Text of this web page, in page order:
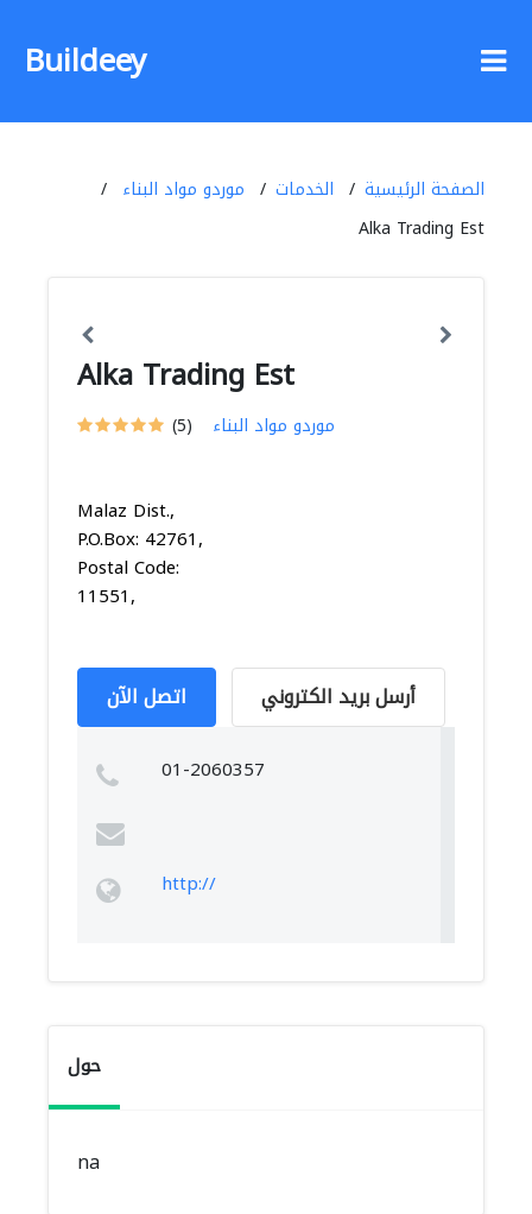
Buildeey
الصفحة الرئيسية الخدمات
موردو مواد البناء
Alka Trading Est
Alka Trading Est
(5) موردو مواد البناء
Malaz Dist.,
P.O.Box: 42761,
Postal Code:
11551,
اتصل الآن أرسل بريد الكتروني
01-2060357
http://
حول
na